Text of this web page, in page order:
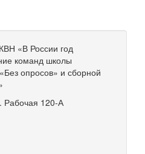
«В России год
команд школы
опросов» и сборной
Рабочая 120-А